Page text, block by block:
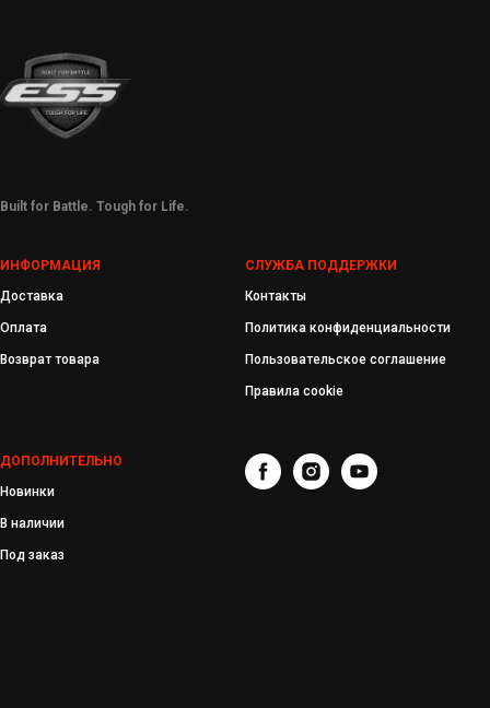
Built for Battle. Tough for Life.
ИНФОРМАЦИЯ
Доставка
Оплата
Возврат товара
СЛУЖБА ПОДДЕРЖКИ
Контакты
Политика конфиденциальности
Пользовательское соглашение
Правила cookie
ДОПОЛНИТЕЛЬНО
Новинки
В наличии
Под заказ